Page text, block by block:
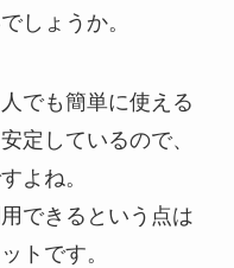
しょうか。
でも簡単に使える
定しているので、
よね。
できるという点は
トです。